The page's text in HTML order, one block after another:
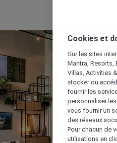
Cookies et
Sur les sites
Mantra, Resorts,
Villas, Activities
stocker ou
fournir les
personnaliser
vous fournir un
des réseaux
Pour chacun de
utilisations en